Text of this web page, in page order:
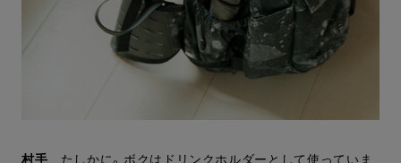
村手 たしかに。ボクはドリンクホルダーとして使っていま